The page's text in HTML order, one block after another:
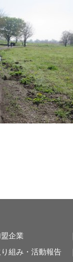
盟企業
り組み・活動報告